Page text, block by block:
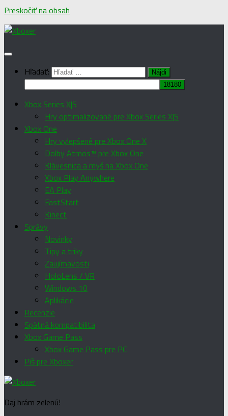
Preskočiť na obsah
Hľadať:
Xbox Series X|S
Hry optimalizované pre Xbox Series X|S
Xbox One
Hry vylepšené pre Xbox One X
Dolby Atmos™ pre Xbox One
Klávesnica a myš na Xbox One
Xbox Play Anywhere
EA Play
FastStart
Kinect
Správy
Novinky
Tipy a triky
Zaujímavosti
HoloLens / VR
Windows 10
Aplikácie
Recenzie
Spätná kompatibilita
Xbox Game Pass
Xbox Game Pass pre PC
Píš pre Xboxer
Daj hrám zelenú!